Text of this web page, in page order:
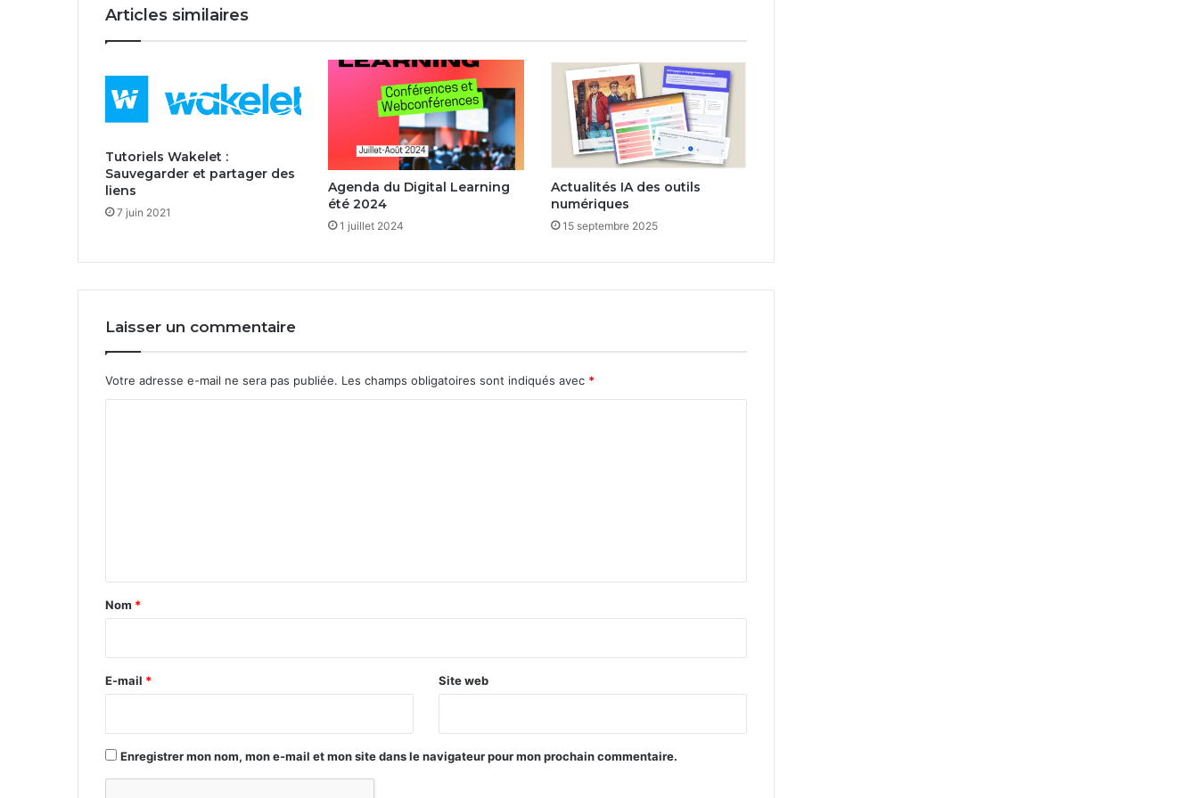
Articles similaires
Tutoriels Wakelet :
Sauvegarder et partager des
liens
7 juin 2021
Agenda du Digital Learning
été 2024
1 juillet 2024
Actualités IA des outils
numériques
15 septembre 2025
Laisser un commentaire
Votre adresse e-mail ne sera pas publiée. Les champs obligatoires sont indiqués avec *
a
e
Nom *
E-mail * Site web
Enregistrer mon nom, mon e-mail et mon site dans le navigateur pour mon prochain commentaire.